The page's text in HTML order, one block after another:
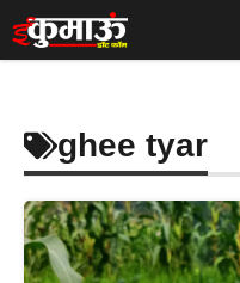
Skip
to
ghee tyar